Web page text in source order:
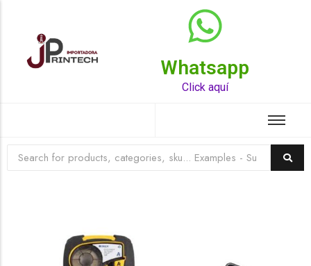
Whatsapp
Click aquí
Top Rated Product